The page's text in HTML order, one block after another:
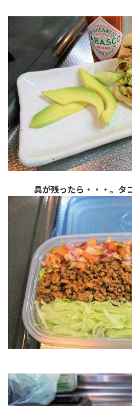
具が残ったら・・・。タ